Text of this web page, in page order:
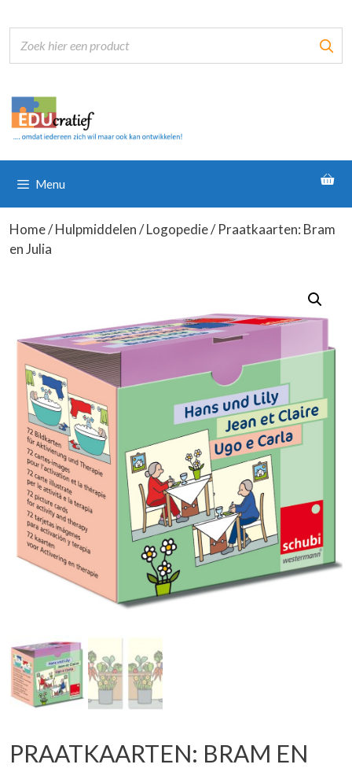
naar
inhoud
Menu
Home/Hulpmiddelen/Logopedie/ Praatkaarten: Bram
en Julia
PRAATKAARTEN: BRAM EN